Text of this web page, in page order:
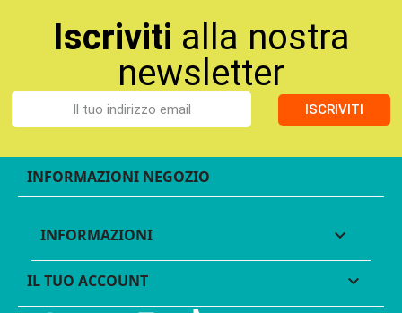
Iscriviti alla nostra
newsletter
ISCRIVITI
INFORMAZIONI NEGOZIO
INFORMAZIONI 
IL TUO ACCOUNT 